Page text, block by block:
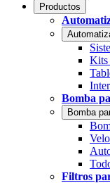
Productos
Kits
Bomba
Bomba
Filtros